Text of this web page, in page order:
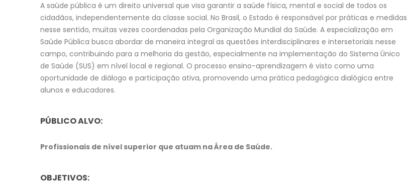
A saúde pública é um direito universal que visa garantir a saúde física, mental e social de todos os
cidadãos, independentemente da classe social. No Brasil, o Estado é responsável por práticas e medidas
nesse sentido, muitas vezes coordenadas pela Organização Mundial da Saúde. A especialização em
Saúde Pública busca abordar de maneira integral as questões interdisciplinares e intersetoriais nesse
campo, contribuindo para a melhoria da gestão, especialmente na implementação do Sistema Único
de Saúde (SUS) em nível local e regional. O processo ensino-aprendizagem é visto como uma
oportunidade de diálogo e participação ativa, promovendo uma prática pedagógica dialógica entre
alunos e educadores.
PÚBLICO ALVO:
Profissionais de nível superior que atuam na Área de Saúde.
OBJETIVOS: